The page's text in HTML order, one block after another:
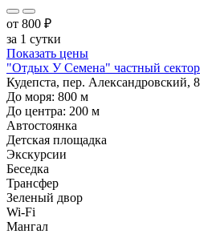
от 800 ₽
за 1 сутки
Показать цены
"Отдых У Семена" частный сектор
Кудепста, пер. Александровский, 8
До моря: 800 м
До центра: 200 м
Автостоянка
Детская площадка
Экскурсии
Беседка
Трансфер
Зеленый двор
Wi-Fi
Мангал